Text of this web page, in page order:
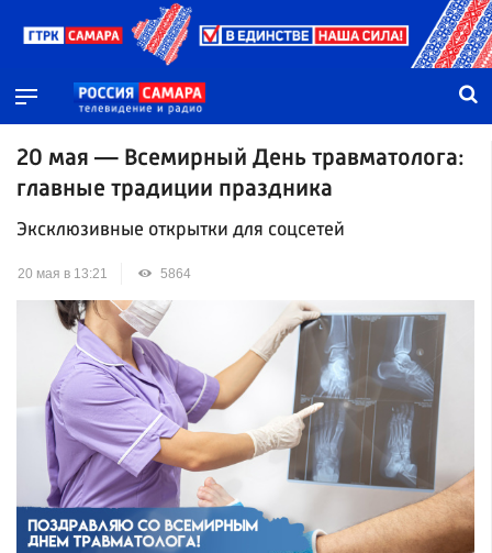
20 мая — Всемирный День травматолога:
главные традиции праздника
Эксклюзивные открытки для соцсетей
20 мая в 13:21 5864